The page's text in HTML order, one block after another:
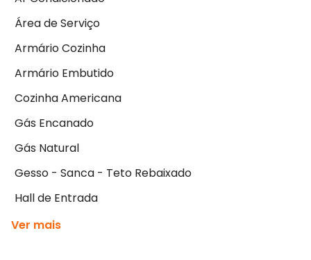
Área de Serviço
Armário Cozinha
Armário Embutido
Cozinha Americana
Gás Encanado
Gás Natural
Gesso - Sanca - Teto Rebaixado
Hall de Entrada
Ver mais